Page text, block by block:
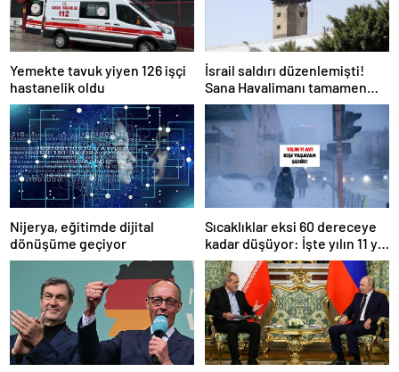
Yemekte tavuk yiyen 126 işçi
hastanelik oldu
İsrail saldırı düzenlemişti!
Sana Havalimanı tamamen
hizmet dışı kaldı
Nijerya, eğitimde dijital
dönüşüme geçiyor
Sıcaklıklar eksi 60 dereceye
kadar düşüyor: İşte yılın 11 yılı
kışı yaşayan şehir!